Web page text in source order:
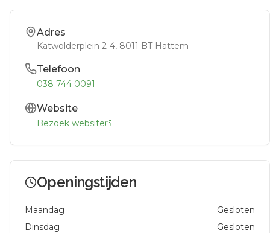
Adres
Katwolderplein 2-4, 8011 BTHattem
Telefoon
038 744 0091
Website
Bezoek website
Openingstijden
Maandag
Gesloten
Dinsdag
Gesloten